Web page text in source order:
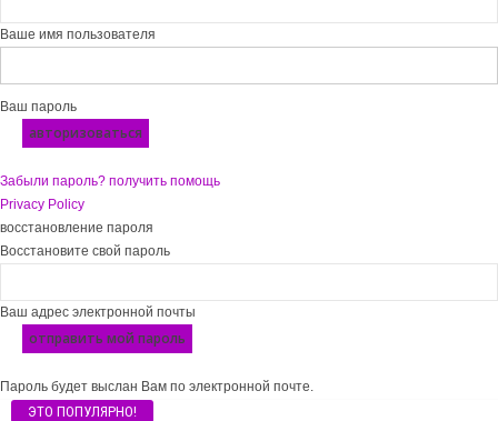
Ваше имя пользователя
Ваш пароль
Забыли пароль? получить помощь
Privacy Policy
восстановление пароля
Восстановите свой пароль
Ваш адрес электронной почты
Пароль будет выслан Вам по электронной почте.
ЭТО ПОПУЛЯРНО!